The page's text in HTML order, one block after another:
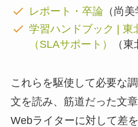
レポート・卒論 （尚
学習ハンドブック | 東
（SLAサポート）
（
これらを駆使して必要な
文を読み、筋道だった文
Webライターに対して差